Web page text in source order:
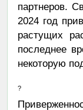
партнеров.
2024 год
растущих
последнее
некоторую
?